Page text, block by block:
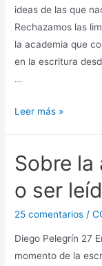
ideas de las que
Rechazamos las
la academia que
en la escritura
…
Presentación:
Leer más »
Sobre
o ser
25 comentarios /
Diego Pelegrín 27
momento de la